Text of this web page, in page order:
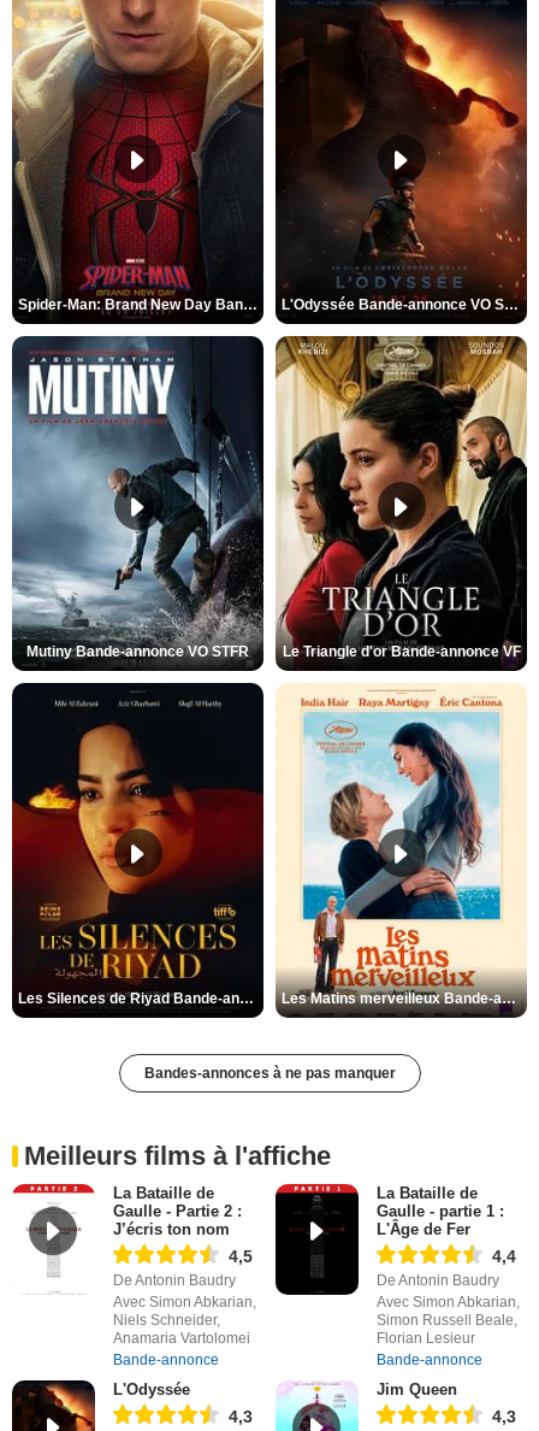
Spider-Man: Brand New Day Bande-annonce VO STFR L'Odyssée Bande-annonce VO STFR
Mutiny Bande-annonce VO STFR Le Triangle d'or Bande-annonce VF
Les Silences de Riyad Bande-annonce VO STFR Les Matins merveilleux Bande-annonce VF
Bandes-annonces à ne pas manquer
Meilleurs films à l'affiche
La Bataille de
Gaulle - Partie 2 :
J’écris ton nom
4,5
De Antonin Baudry
Avec Simon Abkarian,
Niels Schneider,
Anamaria Vartolomei
Bande-annonce
La Bataille de
Gaulle - partie 1 :
L'Âge de Fer
4,4
De Antonin Baudry
Avec Simon Abkarian,
Simon Russell Beale,
Florian Lesieur
Bande-annonce
L'Odyssée
4,3
Jim Queen
4,3